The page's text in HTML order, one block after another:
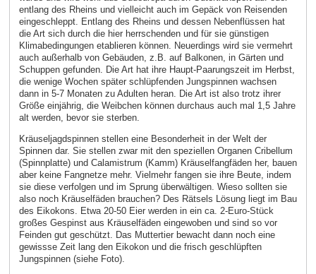
entlang des Rheins und vielleicht auch im Gepäck von Reisenden
eingeschleppt. Entlang des Rheins und dessen Nebenflüssen hat
die Art sich durch die hier herrschenden und für sie günstigen
Klimabedingungen etablieren können. Neuerdings wird sie vermehrt
auch außerhalb von Gebäuden, z.B. auf Balkonen, in Gärten und
Schuppen gefunden. Die Art hat ihre Haupt-Paarungszeit im Herbst,
die wenige Wochen später schlüpfenden Jungspinnen wachsen
dann in 5-7 Monaten zu Adulten heran. Die Art ist also trotz ihrer
Größe einjährig, die Weibchen können durchaus auch mal 1,5 Jahre
alt werden, bevor sie sterben.
Kräuseljagdspinnen stellen eine Besonderheit in der Welt der
Spinnen dar. Sie stellen zwar mit den speziellen Organen Cribellum
(Spinnplatte) und Calamistrum (Kamm) Kräuselfangfäden her, bauen
aber keine Fangnetze mehr. Vielmehr fangen sie ihre Beute, indem
sie diese verfolgen und im Sprung überwältigen. Wieso sollten sie
also noch Kräuselfäden brauchen? Des Rätsels Lösung liegt im Bau
des Eikokons. Etwa 20-50 Eier werden in ein ca. 2-Euro-Stück
großes Gespinst aus Kräuselfäden eingewoben und sind so vor
Feinden gut geschützt. Das Muttertier bewacht dann noch eine
gewissse Zeit lang den Eikokon und die frisch geschlüpften
Jungspinnen (siehe Foto).